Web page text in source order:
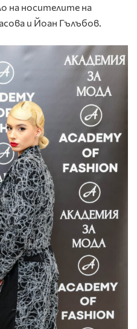
на носителите на
и Йоан Гълъбов.